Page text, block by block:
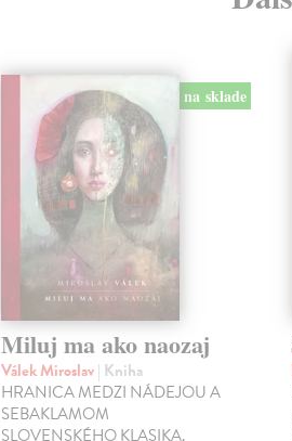
na sklade
Miluj ma ako naozaj
Válek Miroslav| Kniha
HRANICA MEDZI NÁDEJOU A
SEBAKLAMOM
SLOVENSKÉHO KLASIKA.